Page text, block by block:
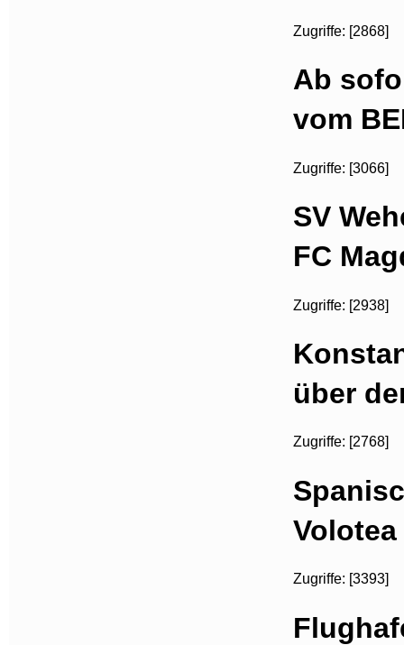
Zugriffe: [2868]
Ab
vom
Zugriffe: [3066]
SV
FC
Zugriffe: [2938]
über
Zugriffe: [2768]
Zugriffe: [3393]